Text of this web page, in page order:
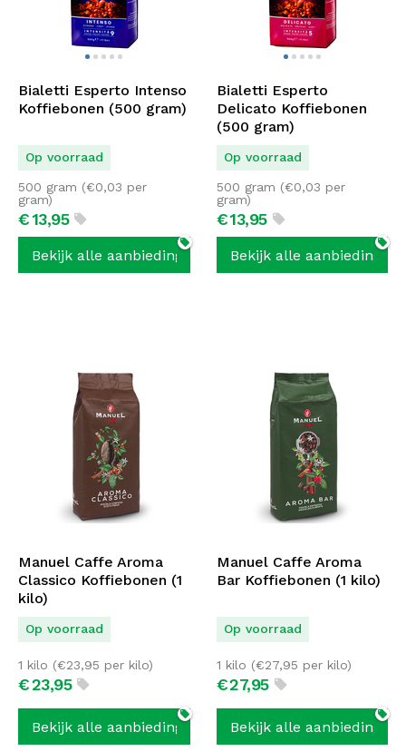
Bialetti Esperto Intenso
Koffiebonen (500 gram)
Op voorraad
€13,95
500 gram (€0,03 per
gram)
Bekijk alle aanbiedingen
Bialetti Esperto
Delicato Koffiebonen
(500 gram)
Op voorraad
€13,95
500 gram (€0,03 per
gram)
Bekijk alle aanbiedingen
Manuel Caffe Aroma
Classico Koffiebonen (1
kilo)
Op voorraad
€23,95
1 kilo (€23,95 per kilo)
Bekijk alle aanbiedingen
Manuel Caffe Aroma
Bar Koffiebonen (1 kilo)
Op voorraad
€27,95
1 kilo (€27,95 per kilo)
Bekijk alle aanbiedingen